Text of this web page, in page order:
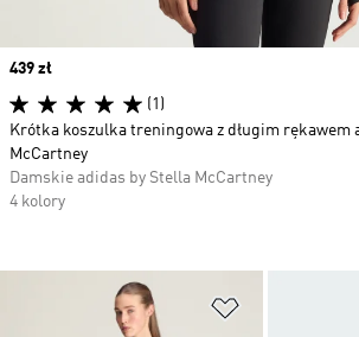
Dodaj do
Price
439 zł
(1)
Krótka koszulka treningowa z długim rękawem
McCartney
Damskie adidas by Stella McCartney
4 kolory